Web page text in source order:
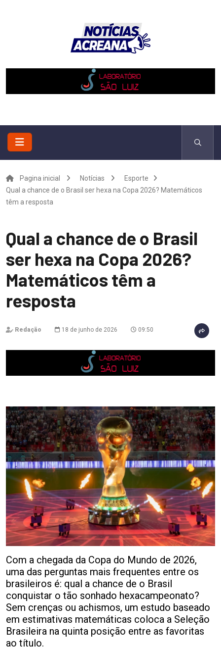
Pagina inicial Notícias
Esporte
Qual a chance de o Brasil ser hexa na Copa 2026? Matemáticos
têm a resposta
Qual a chance de o Brasil
ser hexa na Copa 2026?
Matemáticos têm a
resposta
Redação 18 de junho de 2026 09:50
Com a chegada da Copa do Mundo de 2026,
uma das perguntas mais frequentes entre os
brasileiros é: qual a chance de o Brasil
conquistar o tão sonhado hexacampeonato?
Sem crenças ou achismos, um estudo baseado
em estimativas matemáticas coloca a Seleção
Brasileira na quinta posição entre as favoritas
ao título.